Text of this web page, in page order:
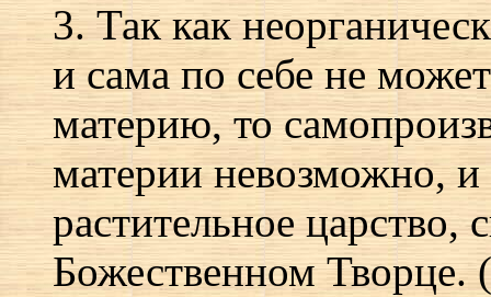
3. Так как
и сама по себе не
материю, то
материи невозможно, и
растительное царство,
Божественном Творце.